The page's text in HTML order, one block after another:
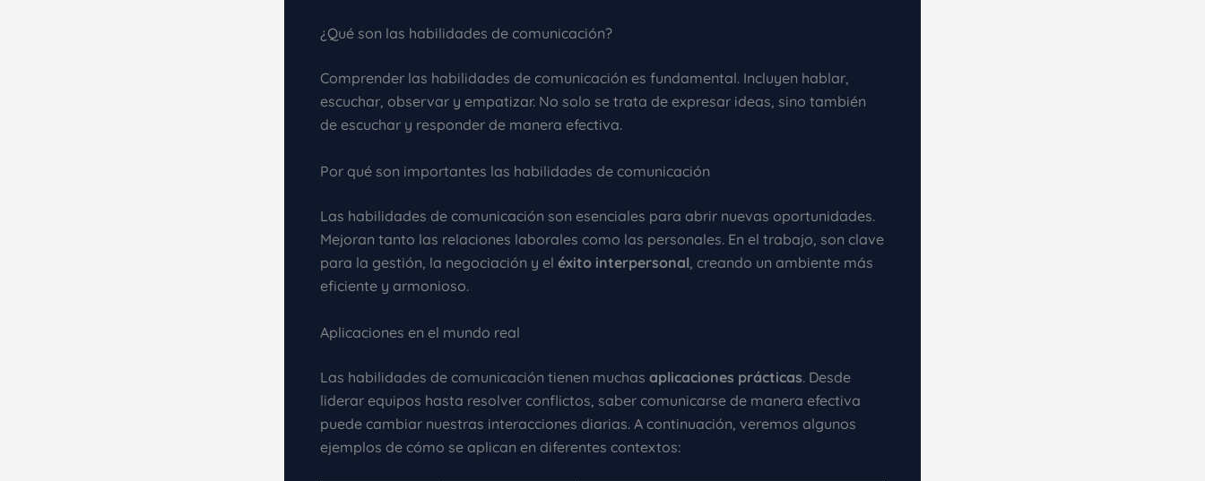
¿Qué son las habilidades de comunicación?
Comprender las habilidades de comunicación es fundamental. Incluyen hablar,
escuchar, observar y empatizar. No solo se trata de expresar ideas, sino también
de escuchar y responder de manera efectiva.
Por qué son importantes las habilidades de comunicación
Las habilidades de comunicación son esenciales para abrir nuevas oportunidades.
Mejoran tanto las relaciones laborales como las personales. En el trabajo, son clave
para la gestión, la negociación y el éxito interpersonal , creando un ambiente más
eficiente y armonioso.
Aplicaciones en el mundo real
Las habilidades de comunicación tienen muchas aplicaciones prácticas. Desde
liderar equipos hasta resolver conflictos, saber comunicarse de manera efectiva
puede cambiar nuestras interacciones diarias. A continuación, veremos algunos
ejemplos de cómo se aplican en diferentes contextos: